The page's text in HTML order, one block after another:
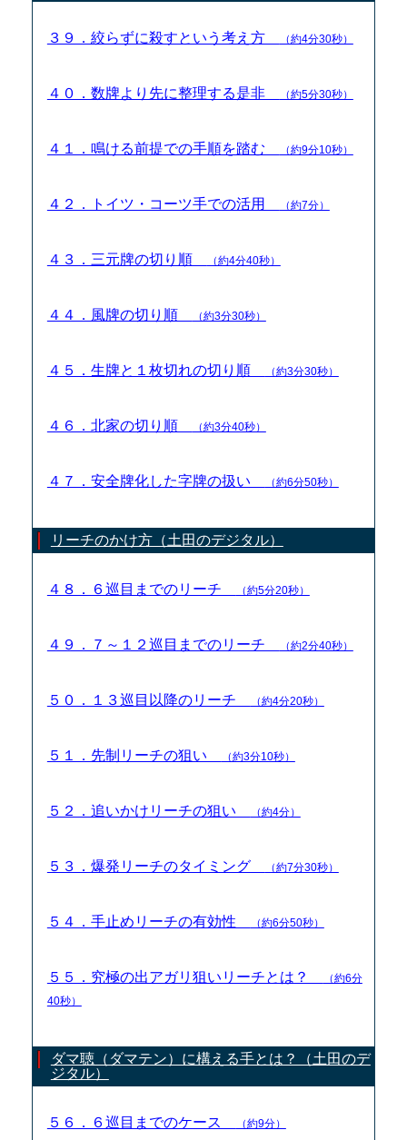
３９．絞らずに殺すという考え方 （約4分30秒）
４０．数牌より先に整理する是非 （約5分30秒）
４１．鳴ける前提での手順を踏む （約9分10秒）
４２．トイツ・コーツ手での活用 （約7分）
４３．三元牌の切り順 （約4分40秒）
４４．風牌の切り順 （約3分30秒）
４５．生牌と１枚切れの切り順 （約3分30秒）
４６．北家の切り順 （約3分40秒）
４７．安全牌化した字牌の扱い （約6分50秒）
リーチのかけ方（土田のデジタル）
４８．６巡目までのリーチ （約5分20秒）
４９．７～１２巡目までのリーチ （約2分40秒）
５０．１３巡目以降のリーチ （約4分20秒）
５１．先制リーチの狙い （約3分10秒）
５２．追いかけリーチの狙い （約4分）
５３．爆発リーチのタイミング （約7分30秒）
５４．手止めリーチの有効性 （約6分50秒）
５５．究極の出アガリ狙いリーチとは？
（約6分
40秒）
ダマ聴（ダマテン）に構える手とは？（土田のデ
ジタル）
５６．６巡目までのケース （約9分）